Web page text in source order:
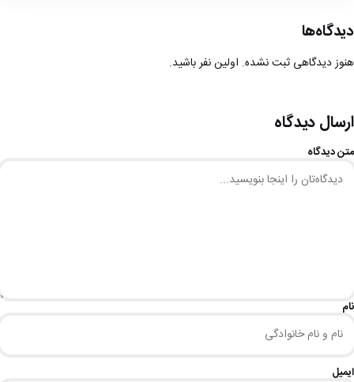
دیدگاه‌ها
هنوز دیدگاهی ثبت نشده. اولین نفر باشید.
ارسال دیدگاه
متن دیدگاه
نام
ایمیل